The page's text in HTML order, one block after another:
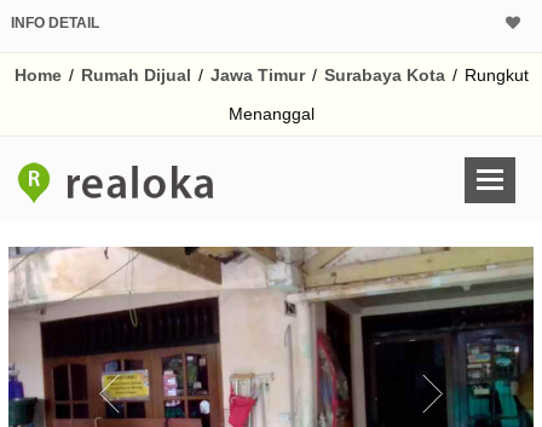
INFO DETAIL
Home / Rumah Dijual / Jawa Timur / Surabaya Kota / Rungkut
Menanggal
Harga Rp
% /th
Untuk hasil simulasi
pada kotak-